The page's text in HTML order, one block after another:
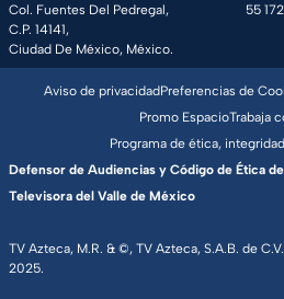
Col. Fuentes Del Pedregal,
C.P. 14141,
Ciudad De México, México.
55
TV Azteca, M.R. & ©, TV Azteca, S.A.B. de
2025.
Aviso de privacidadPreferencias de
Promo EspacioTrabaja
Programa de ética,
Defensor de Audiencias y Código de Ética
Televisora del Valle de México